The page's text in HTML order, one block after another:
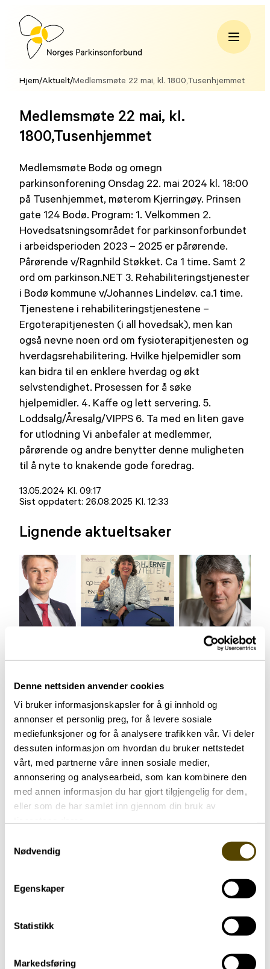
Denne nettsiden anvender cookies
Vi bruker informasjonskapsler for å gi innhold og
annonser et personlig preg, for å levere sosiale
mediefunksjoner og for å analysere trafikken vår. Vi deler
dessuten informasjon om hvordan du bruker nettstedet
vårt, med partnerne våre innen sosiale medier,
annonsering og analysearbeid, som kan kombinere den
med annen informasjon du har gjort tilgjengelig for dem,
eller som de har samlet inn gjennom din bruk av
Nødvendig
Egenskaper
Statistikk
Markedsføring
Hopp
innholdNorges
Hjem/Aktuelt/Medlemsmøte 22 mai, kl. 1800,Tusenhjemmet
Medlemsmøte 22 mai, kl.
1800,Tusenhjemmet
Medlemsmøte Bodø og omegn
parkinsonforening Onsdag 22. mai 2024 kl. 18:00
på Tusenhjemmet, møterom Kjerringøy. Prinsen
gate 124 Bodø. Program: 1. Velkommen 2.
Hovedsatsningsområdet for parkinsonforbundet
i arbeidsperioden 2023 – 2025 er pårørende.
Pårørende v/Ragnhild Støkket. Ca 1 time. Samt 2
ord om parkinson.NET 3. Rehabiliteringstjenester
i Bodø kommune v/Johannes Lindeløv. ca.1 time.
Tjenestene i rehabiliteringstjenestene –
Ergoterapitjenesten (i all hovedsak), men kan
også nevne noen ord om fysioterapitjenesten og
hverdagsrehabilitering. Hvilke hjelpemidler som
kan bidra til en enklere hverdag og økt
selvstendighet. Prosessen for å søke
hjelpemidler. 4. Kaffe og lett servering. 5.
Loddsalg/Åresalg/VIPPS 6. Ta med en liten gave
for utlodning Vi anbefaler at medlemmer,
pårørende og andre benytter denne muligheten
til å nyte to knakende gode foredrag.
Lagt
ut
13.05.2024 Kl. 09:17
Sist oppdatert: 26.08.2025 Kl. 12:33
Lignende aktueltsaker
Aktuelt
Arendalsuka 2026
03.07.2026
Aktuelt
Parkinson Unity Walk 2026